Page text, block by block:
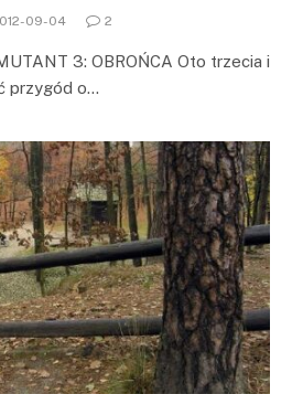
09-04 2
3: OBROŃCA Oto trzecia i
przygód o…